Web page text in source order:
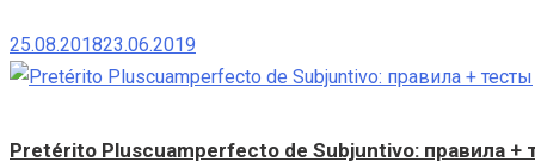
25.08.201823.06.2019
Pretérito Pluscuamperfecto de Subjuntivo: правила +